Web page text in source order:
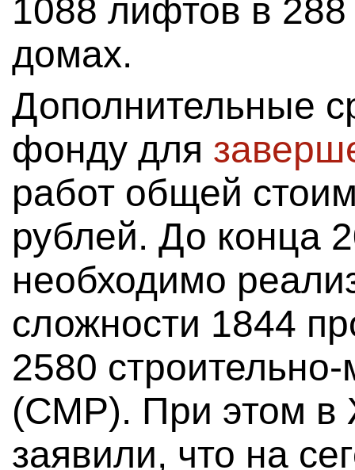
1088 лифтов в
домах.
Дополнительные
фонду для
работ общей
рублей. До конца
необходимо
сложности 1844
2580
(СМР). При этом в
заявили, что на